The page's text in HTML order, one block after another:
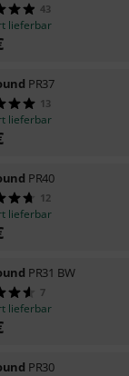
43
lieferbar
PR37
13
lieferbar
PR40
12
lieferbar
PR31 BW
7
lieferbar
PR30